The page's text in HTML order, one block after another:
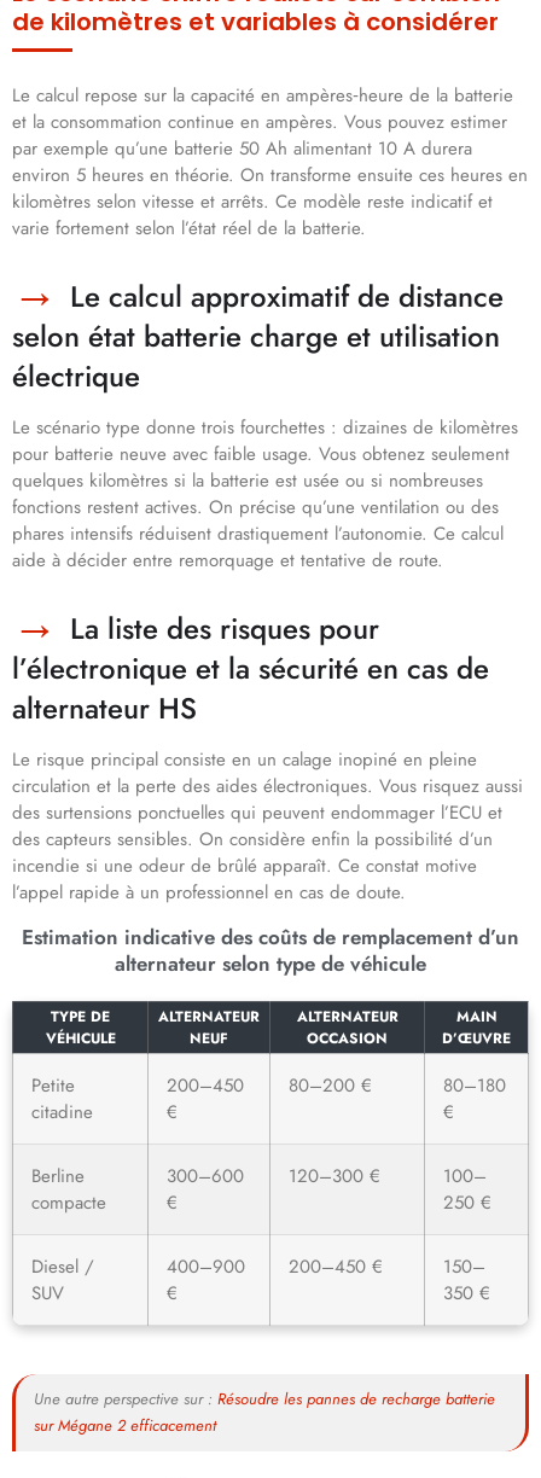
de kilomètres et variables à considérer
Le calcul repose sur la capacité en ampères‑heure de la batterie
et la consommation continue en ampères. Vous pouvez estimer
par exemple qu’une batterie 50 Ah alimentant 10 A durera
environ 5 heures en théorie. On transforme ensuite ces heures en
kilomètres selon vitesse et arrêts. Ce modèle reste indicatif et
varie fortement selon l’état réel de la batterie.
Le calcul approximatif de distance
selon état batterie charge et utilisation
électrique
Le scénario type donne trois fourchettes : dizaines de kilomètres
pour batterie neuve avec faible usage. Vous obtenez seulement
quelques kilomètres si la batterie est usée ou si nombreuses
fonctions restent actives. On précise qu’une ventilation ou des
phares intensifs réduisent drastiquement l’autonomie. Ce calcul
aide à décider entre remorquage et tentative de route.
La liste des risques pour
l’électronique et la sécurité en cas de
alternateur HS
Le risque principal consiste en un calage inopiné en pleine
circulation et la perte des aides électroniques. Vous risquez aussi
des surtensions ponctuelles qui peuvent endommager l’ECU et
des capteurs sensibles. On considère enfin la possibilité d’un
incendie si une odeur de brûlé apparaît. Ce constat motive
l’appel rapide à un professionnel en cas de doute.
Estimation indicative des coûts de remplacement d’un
alternateur selon type de véhicule
TYPE DE
VÉHICULE
ALTERNATEUR
NEUF
ALTERNATEUR
OCCASION
MAIN
D’ŒUVRE
Petite
citadine
200–450
€
80–200 €
80–180
€
Berline
compacte
300–600
€
120–300 €
100–
250 €
Diesel /
SUV
400–900
€
200–450 €
150–
350 €
Une autre perspective sur : Résoudre les pannes de recharge batterie
sur Mégane 2 efficacement